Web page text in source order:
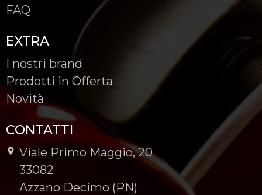
FAQ
EXTRA
I nostri brand
Prodotti in Offerta
Novità
CONTATTI
Viale Primo Maggio, 20
-
33082
-
Azzano Decimo (PN)